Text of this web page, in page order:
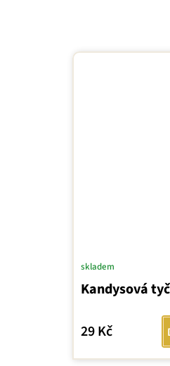
Kandysová
skladem
29 Kč